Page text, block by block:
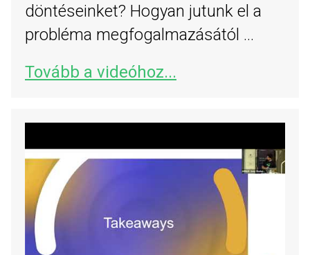
döntéseinket? Hogyan jutunk el a
probléma megfogalmazásától ...
Tovább a videóhoz...